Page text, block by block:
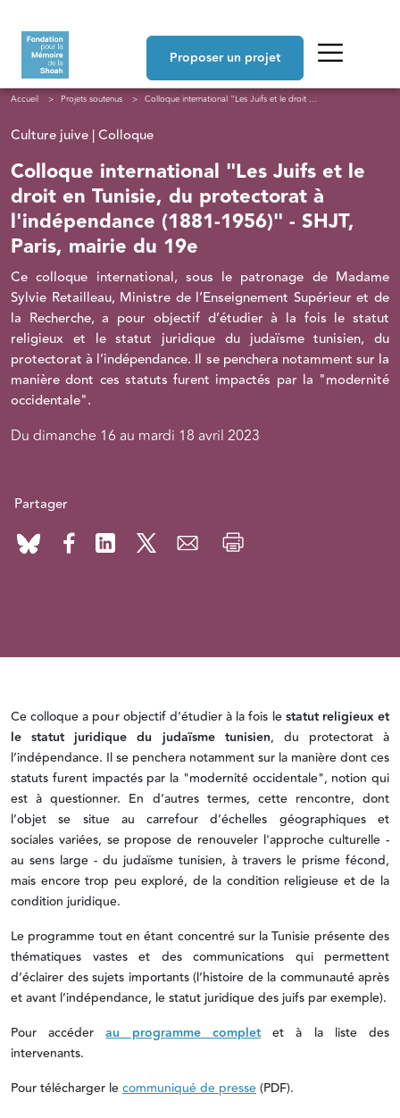
Proposer un projet
Fil d'Ariane
Accueil Projets soutenus Colloque international "Les Juifs et le droit en Tunisie, du protectorat à l'indépendance (1881-1956)" - SHJT, Paris, mairie du 19e
Culture juive | Colloque
Colloque international "Les Juifs et le
droit en Tunisie, du protectorat à
l'indépendance (1881-1956)" - SHJT,
Paris, mairie du 19e
Ce colloque international, sous le patronage de Madame
Sylvie Retailleau, Ministre de l’Enseignement Supérieur et de
la Recherche,a pour objectif d’étudier à la fois le statut
religieux et le statut juridique du judaïsme tunisien, du
protectorat à l’indépendance. Il se penchera notamment sur la
manière dont ces statuts furent impactés par la "modernité
occidentale".
Du dimanche 16 au mardi 18 avril 2023
Partager
Ce colloque a pour objectif d’étudier à la fois lestatut religieux et
le statut juridique du judaïsme tunisien, du protectorat à
l’indépendance. Il se penchera notamment sur la manière dont ces
statuts furent impactés par la "modernité occidentale", notion qui
est à questionner. En d’autres termes, cette rencontre, dont
l’objet se situe au carrefour d’échelles géographiques et
sociales variées, se propose de renouveler l'approche culturelle -
au sens large - du judaïsme tunisien, à travers le prisme fécond,
mais encore trop peu exploré, de la condition religieuse et de la
condition juridique.
Le programme tout en étant concentré sur la Tunisie présente des
thématiques vastes et des communications qui permettent
d’éclairer des sujets importants (l’histoire de la communauté après
et avant l’indépendance, le statut juridique des juifs par exemple).
Pour accéderau programme completet à la liste des
intervenants.
Pour télécharger lecommuniqué de presse(PDF).